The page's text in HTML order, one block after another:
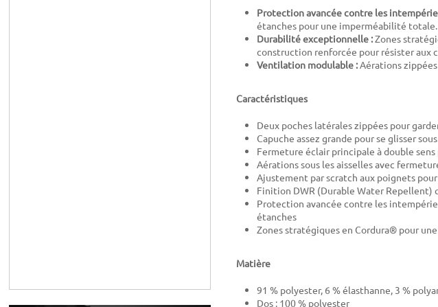
Protection avancée contre les
étanches pour une imperméabilité totale.
Durabilité exceptionnelle :Zones
construction renforcée pour résister aux
Ventilation modulable :Aérations
Caractéristiques
Deux poches latérales zippées pour
Capuche assez grande pour se glisser
Fermeture éclair principale à double
Aérations sous les aisselles avec
Ajustement par scratch aux poignets
Finition DWR (Durable Water Repellent)
Protection avancée contre les
étanches
Zones stratégiques en Cordura® pour
Matière
91 % polyester, 6 % élasthanne, 3 %
Dos : 100 % polyester